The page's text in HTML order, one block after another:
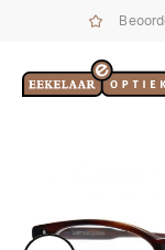
Garrett